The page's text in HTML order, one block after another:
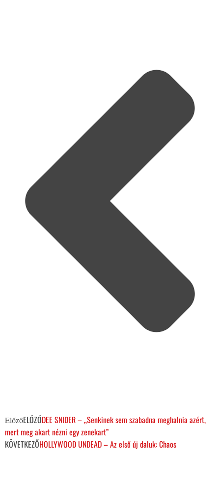
ElőzőELŐZŐDEE SNIDER – „Senkinek sem szabadna meghalnia azért,
mert meg akart nézni egy zenekart”
KÖVETKEZŐHOLLYWOOD UNDEAD – Az első új daluk: Chaos